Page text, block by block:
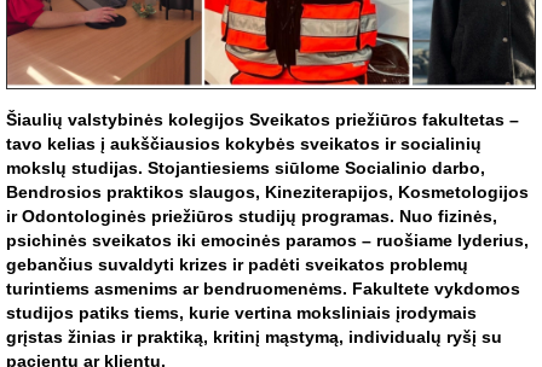
Šiaulių valstybinės kolegijos Sveikatos priežiūros fakultetas –
tavo kelias į aukščiausios kokybės sveikatos ir socialinių
mokslų studijas. Stojantiesiems siūlome Socialinio darbo,
Bendrosios praktikos slaugos, Kineziterapijos, Kosmetologijos
ir Odontologinės priežiūros studijų programas. Nuo fizinės,
psichinės sveikatos iki emocinės paramos – ruošiame lyderius,
gebančius suvaldyti krizes ir padėti sveikatos problemų
turintiems asmenims ar bendruomenėms. Fakultete vykdomos
studijos patiks tiems, kurie vertina moksliniais įrodymais
grįstas žinias ir praktiką, kritinį mąstymą, individualų ryšį su
pacientu ar klientu.